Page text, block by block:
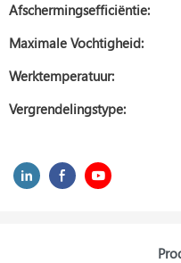
Afschermingsefficiëntie:
Maximale Vochtigheid:
Werktemperatuur:
Vergrendelingstype: